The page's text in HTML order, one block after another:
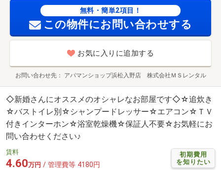
無料・簡単2項目！
この物件にお問い合わせする
お気に入りに追加する
お問い合わせ先 アパマンショップ浜松入野店 株式会社ＭＳレンタル
◇新婚さんにオススメのオシャレなお部屋です◇☆追炊き
☆バストイレ別☆シャンプードレッサー☆エアコン☆ＴＶ
付きインターホン☆浴室乾燥機☆保証人不要☆お気軽にお
問い合わせください♪
初期費用
を知りたい
賃料
4.60万円 / 管理費等 4180円